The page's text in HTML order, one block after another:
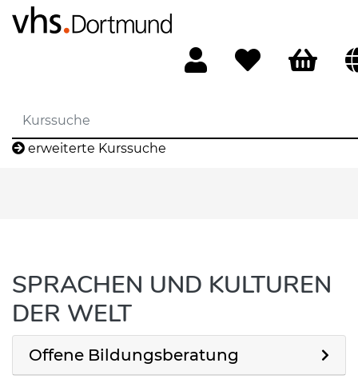
erweiterte Kurssuche
SPRACHEN UND KULTUREN
DER WELT
Offene Bildungsberatung